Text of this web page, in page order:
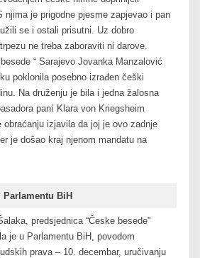
njima je prigodne pjesme zapjevao i pan
se i ostali prisutni. Uz dobro
ne treba zaboraviti ni darove.
“ Sarajevo Jovanka Manzalović
poklonila posebno izrađen češki
Na druženju je bila i jedna žalosna
paní Klara von Kriegsheim
obraćanju izjavila da joj je ovo zadnje
je došao kraj njenom mandatu na
BiH
predsjednica “Česke besede”
je u Parlamentu BiH, povodom
prava – 10. decembar, uručivanju